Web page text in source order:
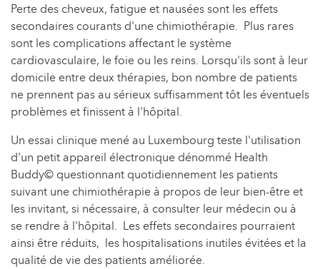
Perte des cheveux, fatigue et nausées sont les effets
secondaires courants d'une chimiothérapie. Plus rares
sont les complications affectant le système
cardiovasculaire, le foie ou les reins. Lorsqu'ils sont à leur
domicile entre deux thérapies, bon nombre de patients
ne prennent pas au sérieux suffisamment tôt les éventuels
problèmes et finissent à l'hôpital.
Un essai clinique mené au Luxembourg teste l'utilisation
d'un petit appareil électronique dénommé Health
Buddy© questionnant quotidiennement les patients
suivant une chimiothérapie à propos de leur bien-être et
les invitant, si nécessaire, à consulter leur médecin ou à
se rendre à l'hôpital. Les effets secondaires pourraient
ainsi être réduits, les hospitalisations inutiles évitées et la
qualité de vie des patients améliorée.